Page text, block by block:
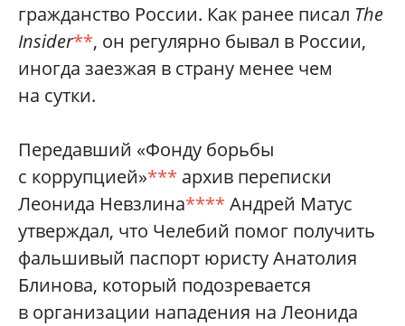
гражданство России. Как ранее писал The
Insider**, он регулярно бывал в России,
иногда заезжая в страну менее чем
на сутки.
Передавший «Фонду борьбы
с коррупцией»*** архив переписки
Леонида Невзлина**** Андрей Матус
утверждал, что Челебий помог получить
фальшивый паспорт юристу Анатолия
Блинова, который подозревается
в организации нападения на Леонида